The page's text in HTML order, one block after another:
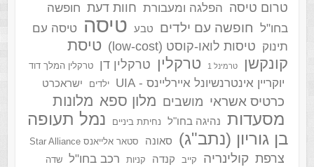
טרום טיסה
הפלגה ומעבורת חוות דעת חופשה
בחו"ל
חופשה עם ילדים טבע טיסה
טיסה עם
תינוק
טיסות לואו-קוסט (low-cost)
טיסת
קונקשן
טרמינל 1 טרקלין טרקלין דן טרקלין המלך דוד
יוקריין אינטרנשיונל איירליינס - UIA ילדים ישראכרט
כרטיס אשראי מושבים מלון ספא מלונות
מסעדות נהיגה בחו"ל נחיתת ביניים
נמל תעופה
בן גוריון (נתב"ג)
סאונה סטאר אלייאנס Star Alliance
צרפת קולינריה קייב קנדה קניות רכב בחו"ל
שדה